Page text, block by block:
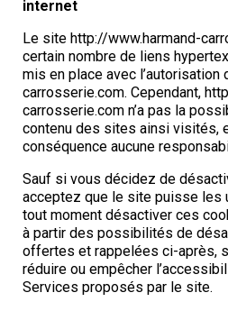
internet
Le site http://www.harmand-
certain nombre de liens
mis en place avec l’autorisation
carrosserie.com. Cependant,
carrosserie.com n’a pas la
contenu des sites ainsi visités,
conséquence aucune
Sauf si vous décidez de
acceptez que le site puisse les
tout moment désactiver ces
à partir des possibilités de
offertes et rappelées ci-après,
réduire ou empêcher
Services proposés par le site.